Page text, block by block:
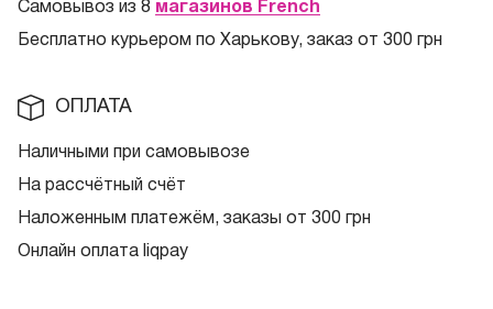
Самовывоз из 8 магазинов French
Бесплатно курьером по Харькову, заказ от 300 грн
ОПЛАТА
Наличными при самовывозе
На рассчётный счёт
Наложенным платежём, заказы от 300 грн
Онлайн оплата liqpay